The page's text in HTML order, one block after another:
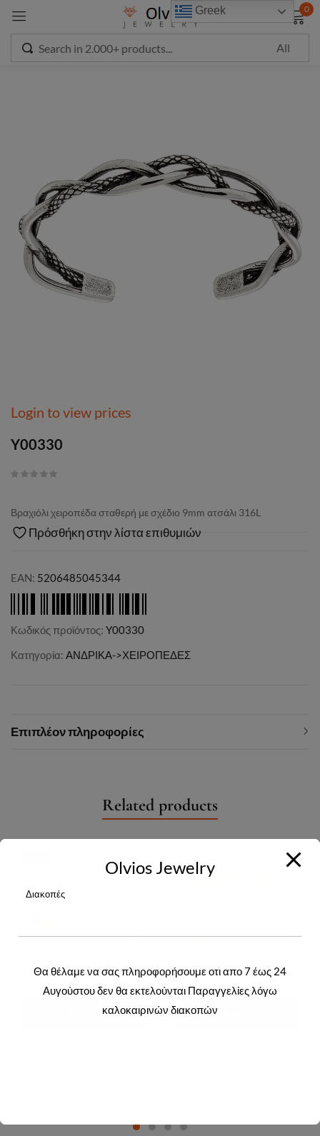
0
Login to view prices
Y00330
Βραχιόλι χειροπέδα σταθερή με σχέδιο 9mm ατσάλι 316L
Πρόσθήκη στην λίστα επιθυμιών
EAN: 5206485045344
Κωδικός προϊόντος: Y00330
Κατηγορία: ΑΝΔΡΙΚΑ->ΧΕΙΡΟΠΕΔΕΣ
Επιπλέον πληροφορίες
Related products
ΔΙΑΒΆΣΤΕ ΔΙΑΒΆΣΤΕ
Greek
Sign in
Remember me Lost password?
modal-check
Olvios Jewelry
Διακοπές
Θα θέλαμε να σας πληροφορήσουμε οτι απο 7 έως 24
Αυγούστου δεν θα εκτελούνται Παραγγελίες λόγω
καλοκαιρινών διακοπών